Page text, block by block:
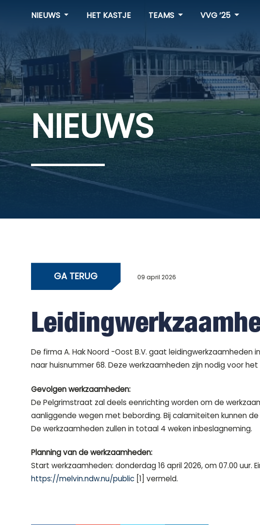
NIEUWS HET KASTJE TEAMS VVG ’25
NIEUWS
GA TERUG 09 april 2026
De firma A. Hak Noord -Oost B.V. gaat
naar huisnummer 68. Deze werkzaamheden zijn nodig voor
Gevolgen werkzaamheden:
De Pelgrimstraat zal deels eenrichting worden om de
aanliggende wegen met bebording. Bij calamiteiten kunnen
De werkzaamheden zullen in totaal 4 weken inbeslagneming.
Planning van de werkzaamheden:
Start werkzaamheden: donderdag 16 april 2026, om 07.00 uur.
https://melvin.ndw.nu/public[1] vermeld.